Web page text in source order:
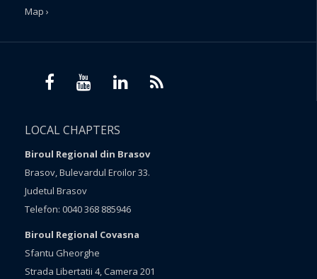
Map ›
LOCAL CHAPTERS
Biroul Regional din Brasov
Brasov, Bulevardul Eroilor 33.
Judetul Brasov
Telefon: 0040 368 885946
Biroul Regional Covasna
Sfantu Gheorghe
Strada Libertatii 4, Camera 201